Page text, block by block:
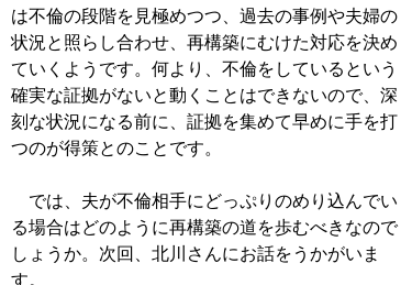
は不倫の段階を見極めつつ、過去の事例や夫婦の
状況と照らし合わせ、再構築にむけた対応を決め
ていくようです。何より、不倫をしているという
確実な証拠がないと動くことはできないので、深
刻な状況になる前に、証拠を集めて早めに手を打
つのが得策とのことです。
では、夫が不倫相手にどっぷりのめり込んでい
る場合はどのように再構築の道を歩むべきなので
しょうか。次回、北川さんにお話をうかがいま
す。